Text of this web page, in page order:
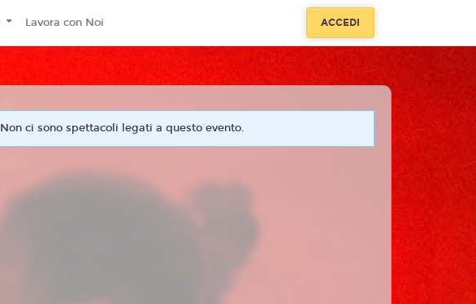
Lavora con Noi ACCEDI
Non ci sono spettacoli legati a questo evento.